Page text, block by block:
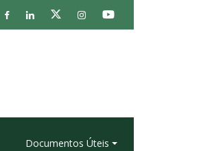
Documentos Úteis